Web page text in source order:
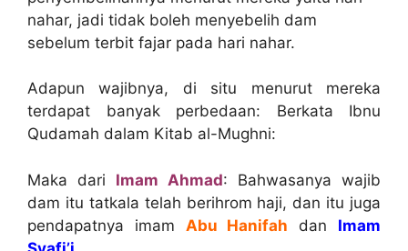
nahar, jadi tidak boleh menyebelih dam
sebelum terbit fajar pada hari nahar.
Adapun wajibnya, di situ menurut mereka
terdapat banyak perbedaan: Berkata Ibnu
Qudamah dalam Kitab al-Mughni:
Maka dari Imam Ahmad: Bahwasanya wajib
dam itu tatkala telah berihrom haji, dan itu juga
pendapatnya imam Abu Hanifah dan Imam